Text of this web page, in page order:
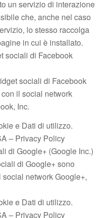
un servizio di interazione
che, anche nel caso
lo stesso raccolga
in cui è installato.
sociali di Facebook
sociali di Facebook
il social network
Inc.
e Dati di utilizzo.
– Privacy Policy
di Google+ (Google Inc.)
di Google+ sono
network Google+,
e Dati di utilizzo.
– Privacy Policy